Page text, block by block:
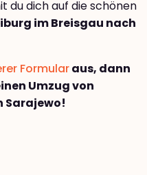
du dich auf die schönen
im Breisgau nach
Formularaus, dann
Umzug von
Sarajewo!